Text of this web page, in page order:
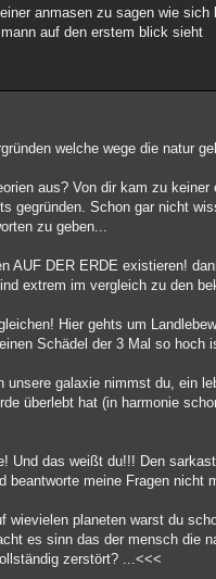
anmasen zu sagen wie
auf den erstem blick sieht
welche wege die natur
aus? Von dir kam zu
gegründen. Schon gar nicht
zu geben...
AUF DER ERDE existieren!
extrem im vergleich zu den
Hier gehts um
Schädel der 3 Mal so hoch
galaxie nimmst du, ein
überlebt hat (in harmonie
Und das weißt du!!! Den
beantworte meine Fragen nicht
wievielen planeten warst du
es sinn das der mensch die
zerstört? ...<<<